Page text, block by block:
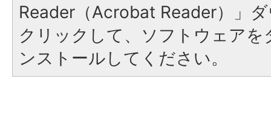
Reader（Acrobat Reader）」
クリックして、ソフトウェア
ンストールしてください。